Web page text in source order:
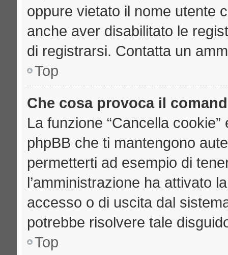
oppure vietato il nome utente
anche aver disabilitato le
di registrarsi. Contatta un
Top
Che cosa provoca il
La funzione “Cancella
phpBB che ti mantengono
permetterti ad esempio di
l’amministrazione ha attivato
accesso o di uscita dal
potrebbe risolvere tale
Top